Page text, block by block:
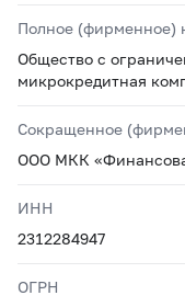
Полное (фирменное)
Общество с
микрокредитная
Сокращенное
ООО МКК
ИНН
2312284947
ОГРН